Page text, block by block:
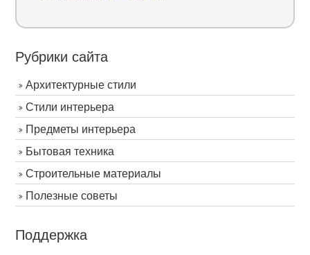
Рубрики сайта
Архитектурные стили
Стили интерьера
Предметы интерьера
Бытовая техника
Строительные материалы
Полезные советы
Поддержка